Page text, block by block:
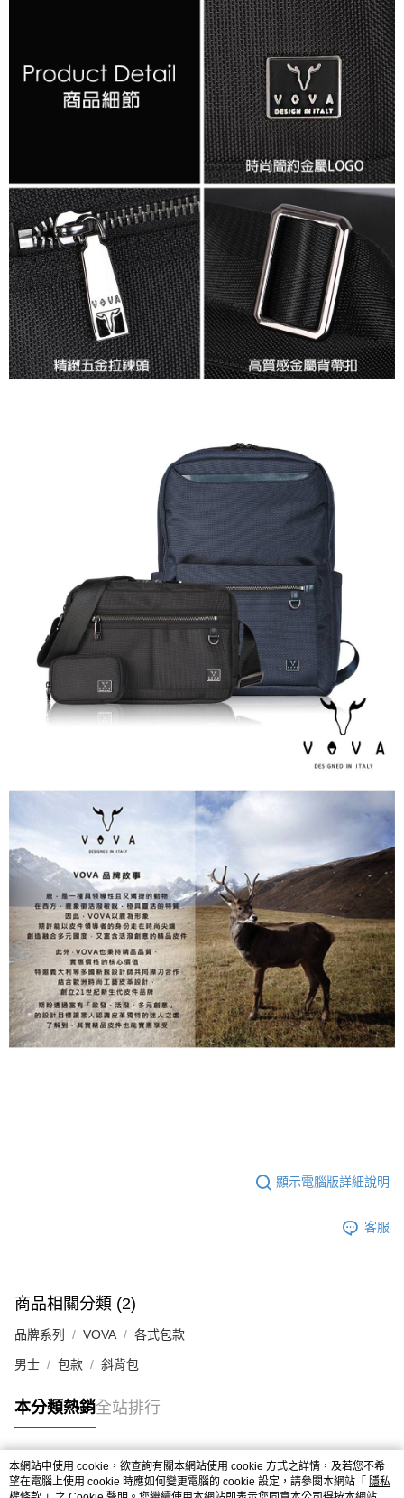
顯示電腦版詳細說明
客服
商品相關分類 (2)
品牌系列 VOVA 各式包款
男士 包款 斜背包
本分類熱銷全站排行
熱門標籤
本網站中使用 cookie，欲查詢有關本網站使用 cookie 方式之詳情，及若您不希
望在電腦上使用 cookie 時應如何變更電腦的 cookie 設定，請參閱本網站「 隱私